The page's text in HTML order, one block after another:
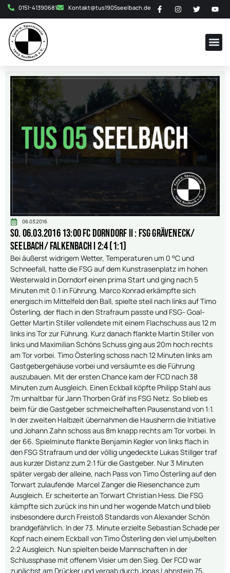
0151-41390681 Kontakt@tus1905seelbach.de
06.03.2016
So. 06.03.2016 13:00 FC Dorndorf II : FSG Gräveneck/
Seelbach/ Falkenbach I 2:4 (1:1)
Bei äußerst widrigem Wetter, Temperaturen um 0 °C und
Schneefall, hatte die FSG auf dem Kunstrasenplatz im hohen
Westerwald in Dorndorf einen prima Start und ging nach 5
Minuten mit 0:1 in Führung. Marco Konrad erkämpfte sich
energisch im Mittelfeld den Ball, spielte steil nach links auf Timo
Österling, der flach in den Strafraum passte und FSG- Goal-
Getter Martin Stiller vollendete mit einem Flachschuss aus 12 m
links ins Tor zur Führung. Kurz danach flankte Martin Stiller von
links und Maximilian Schöns Schuss ging aus 20m hoch rechts
am Tor vorbei. Timo Österling schoss nach 12 Minuten links am
Gastgebergehäuse vorbei und versäumte es die Führung
auszubauen. Mit der ersten Chance kam der FCD nach 38
Minuten zum Ausgleich. Einen Eckball köpfte Philipp Stahl aus
7m unhaltbar für Jann Thorben Gräf ins FSG Netz. So blieb es
beim für die Gastgeber schmeichelhaften Pausenstand von 1:1.
In der zweiten Halbzeit übernahmen die Hausherrn die Initiative
und Johann Zahn schoss aus 8m knapp rechts am Tor vorbei. In
der 66. Spielminute flankte Benjamin Kegler von links flach in
den FSG Strafraum und der völlig ungedeckte Lukas Stillger traf
aus kurzer Distanz zum 2:1 für die Gastgeber. Nur 3 Minuten
später vergab der alleine, nach Pass von Timo Österling auf den
Torwart zulaufende Marcel Zanger die Riesenchance zum
Ausgleich. Er scheiterte an Torwart Christian Hess. Die FSG
kämpfte sich zurück ins hin und her wogende Match und blieb
insbesondere durch Freistoß Standards von Alexander Schön
brandgefährlich. In der 73. Minute erzielte Sebastian Schade per
Kopf nach einem Eckball von Timo Österling den viel umjubelten
2:2 Ausgleich. Nun spielten beide Mannschaften in der
Schlussphase mit offenem Visier um den Sieg. Der FCD war
zunächst am Drücker und vergab durch Jonas Lahnstein 75,